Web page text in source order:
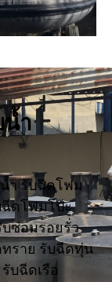
น้ำ
ำ รับฉีดโฟม
ฉีดโฟมโป๊ะ
บซ่อมรอยรั่ว
ราย รับฉีดทุ่น
บฉีดเรือ